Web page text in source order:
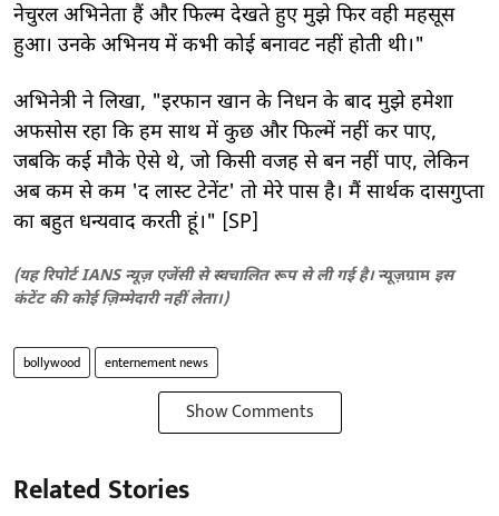
नेचुरल अभिनेता हैं और फिल्म देखते हुए मुझे फिर वही महसूस
हुआ। उनके अभिनय में कभी कोई बनावट नहीं होती थी।"
अभिनेत्री ने लिखा, "इरफान खान के निधन के बाद मुझे हमेशा
अफसोस रहा कि हम साथ में कुछ और फिल्में नहीं कर पाए,
जबकि कई मौके ऐसे थे, जो किसी वजह से बन नहीं पाए, लेकिन
अब कम से कम 'द लास्ट टेनेंट' तो मेरे पास है। मैं सार्थक दासगुप्ता
का बहुत धन्यवाद करती हूं।" [SP]
(यह रिपोर्ट IANS न्यूज़ एजेंसी से स्वचालित रूप से ली गई है।न्यूज़ग्राम इस
कंटेंट की कोई ज़िम्मेदारी नहीं लेता।)
bollywood enternement news
Show Comments
Related Stories